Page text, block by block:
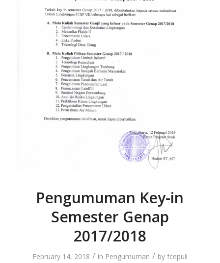
Pengumuman Key-in
Semester Genap
2017/2018
February 14, 2018 / in Pengumuman / by fcepuii